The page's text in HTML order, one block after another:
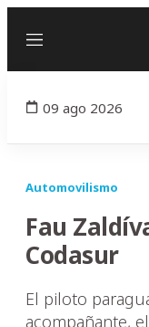
Menú
09 ago 2026
Automovilismo
Fau
Codasur
El piloto
acompañante,